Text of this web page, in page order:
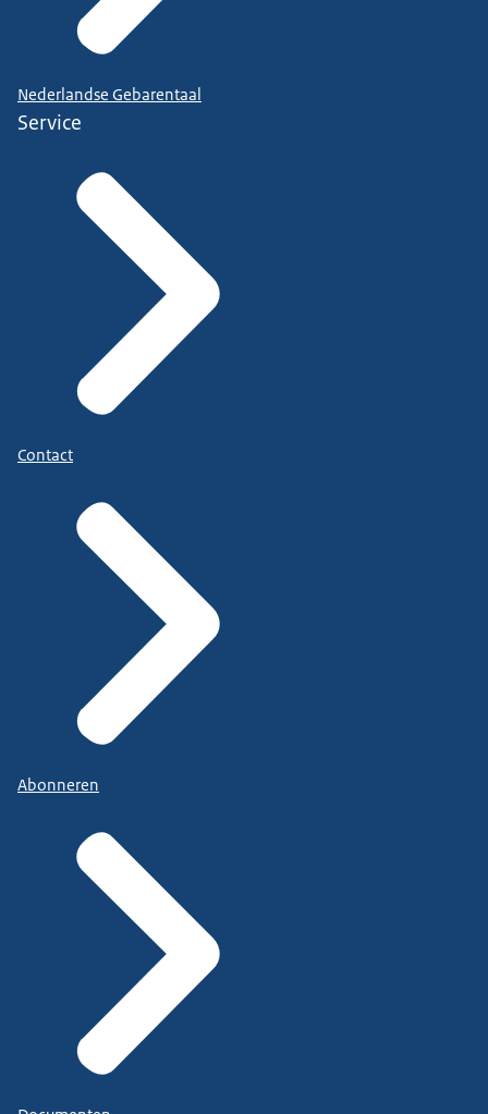
Nederlandse Gebarentaal
Service
Contact
Abonneren